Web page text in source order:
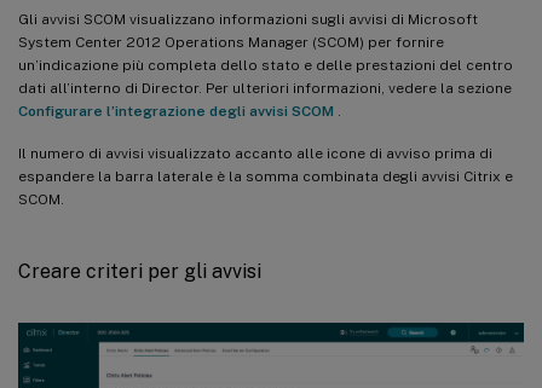
Gli avvisi SCOM visualizzano informazioni sugli avvisi di Microsoft
System Center 2012 Operations Manager (SCOM) per fornire
un’indicazione più completa dello stato e delle prestazioni del centro
dati all’interno di Director. Per ulteriori informazioni, vedere la sezione
Configurare l’integrazione degli avvisi SCOM .
Il numero di avvisi visualizzato accanto alle icone di avviso prima di
espandere la barra laterale è la somma combinata degli avvisi Citrix e
SCOM.
Creare criteri per gli avvisi